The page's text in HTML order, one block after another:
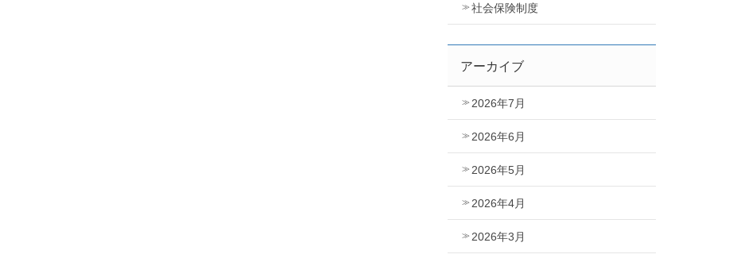
社会保険制度
アーカイブ
2026年7月
2026年6月
2026年5月
2026年4月
2026年3月